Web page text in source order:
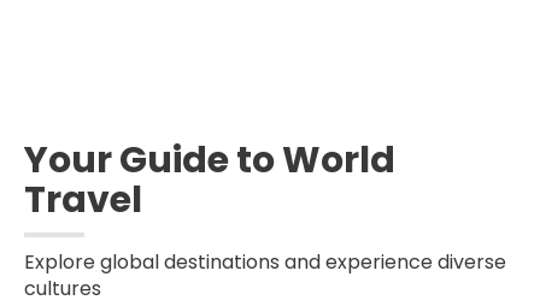
Your Guide to World
Travel
Explore global destinations and experience diverse
cultures